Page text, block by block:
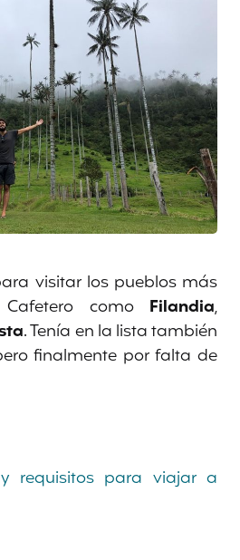
visitar los pueblos más
como Filandia,
. Tenía en la lista también
finalmente por falta de
requisitos para viajar a